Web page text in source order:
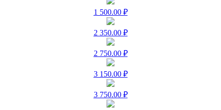
1 500.00 ₽
2 350.00 ₽
2 750.00 ₽
3 150.00 ₽
3 750.00 ₽